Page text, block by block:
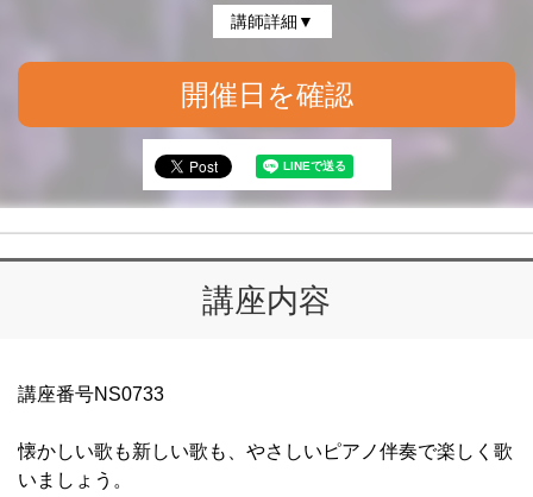
講師詳細▼
開催日を確認
講座内容
講座番号NS0733
懐かしい歌も新しい歌も、やさしいピアノ伴奏で楽しく歌
いましょう。